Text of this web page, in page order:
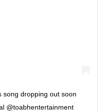
song dropping out soon
@toabhentertainment